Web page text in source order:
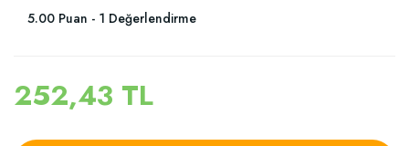
5.00 Puan - 1 Değerlendirme
252,43 TL